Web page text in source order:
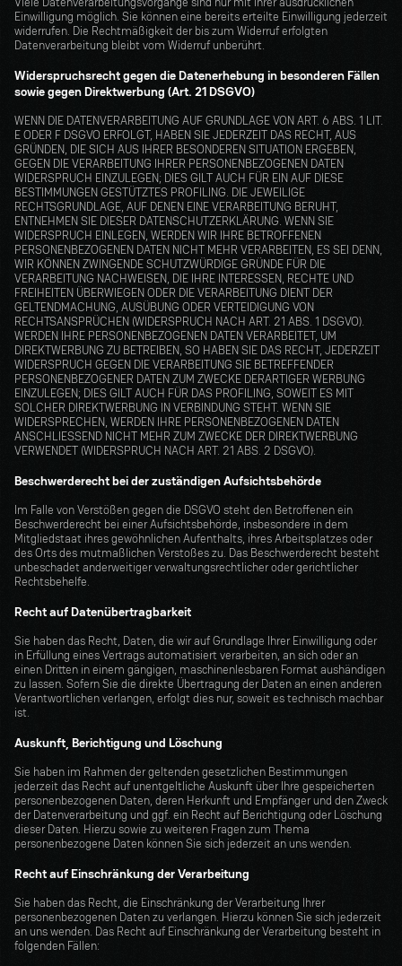
Einwilligung möglich. Sie können eine bereits erteilte Einwilligung jederzeit
widerrufen. Die Rechtmäßigkeit der bis zum Widerruf erfolgten
Datenverarbeitung bleibt vom Widerruf unberührt.
Widerspruchsrecht gegen die Datenerhebung in besonderen Fällen
sowie gegen Direktwerbung (Art. 21 DSGVO)
WENN DIE DATENVERARBEITUNG AUF GRUNDLAGE VON ART. 6 ABS. 1 LIT.
E ODER F DSGVO ERFOLGT, HABEN SIE JEDERZEIT DAS RECHT, AUS
GRÜNDEN, DIE SICH AUS IHRER BESONDEREN SITUATION ERGEBEN,
GEGEN DIE VERARBEITUNG IHRER PERSONENBEZOGENEN DATEN
WIDERSPRUCH EINZULEGEN; DIES GILT AUCH FÜR EIN AUF DIESE
BESTIMMUNGEN GESTÜTZTES PROFILING. DIE JEWEILIGE
RECHTSGRUNDLAGE, AUF DENEN EINE VERARBEITUNG BERUHT,
ENTNEHMEN SIE DIESER DATENSCHUTZERKLÄRUNG. WENN SIE
WIDERSPRUCH EINLEGEN, WERDEN WIR IHRE BETROFFENEN
PERSONENBEZOGENEN DATEN NICHT MEHR VERARBEITEN, ES SEI DENN,
WIR KÖNNEN ZWINGENDE SCHUTZWÜRDIGE GRÜNDE FÜR DIE
VERARBEITUNG NACHWEISEN, DIE IHRE INTERESSEN, RECHTE UND
FREIHEITEN ÜBERWIEGEN ODER DIE VERARBEITUNG DIENT DER
GELTENDMACHUNG, AUSÜBUNG ODER VERTEIDIGUNG VON
RECHTSANSPRÜCHEN (WIDERSPRUCH NACH ART. 21 ABS. 1 DSGVO).
WERDEN IHRE PERSONENBEZOGENEN DATEN VERARBEITET, UM
DIREKTWERBUNG ZU BETREIBEN, SO HABEN SIE DAS RECHT, JEDERZEIT
WIDERSPRUCH GEGEN DIE VERARBEITUNG SIE BETREFFENDER
PERSONENBEZOGENER DATEN ZUM ZWECKE DERARTIGER WERBUNG
EINZULEGEN; DIES GILT AUCH FÜR DAS PROFILING, SOWEIT ES MIT
SOLCHER DIREKTWERBUNG IN VERBINDUNG STEHT. WENN SIE
WIDERSPRECHEN, WERDEN IHRE PERSONENBEZOGENEN DATEN
ANSCHLIESSEND NICHT MEHR ZUM ZWECKE DER DIREKTWERBUNG
VERWENDET (WIDERSPRUCH NACH ART. 21 ABS. 2 DSGVO).
Beschwerderecht bei der zuständigen Aufsichtsbehörde
Im Falle von Verstößen gegen die DSGVO steht den Betroffenen ein
Beschwerderecht bei einer Aufsichtsbehörde, insbesondere in dem
Mitgliedstaat ihres gewöhnlichen Aufenthalts, ihres Arbeitsplatzes oder
des Orts des mutmaßlichen Verstoßes zu. Das Beschwerderecht besteht
unbeschadet anderweitiger verwaltungsrechtlicher oder gerichtlicher
Rechtsbehelfe.
Recht auf Datenübertragbarkeit
Sie haben das Recht, Daten, die wir auf Grundlage Ihrer Einwilligung oder
in Erfüllung eines Vertrags automatisiert verarbeiten, an sich oder an
einen Dritten in einem gängigen, maschinenlesbaren Format aushändigen
zu lassen. Sofern Sie die direkte Übertragung der Daten an einen anderen
Verantwortlichen verlangen, erfolgt dies nur, soweit es technisch machbar
ist.
Auskunft, Berichtigung und Löschung
Sie haben im Rahmen der geltenden gesetzlichen Bestimmungen
jederzeit das Recht auf unentgeltliche Auskunft über Ihre gespeicherten
personenbezogenen Daten, deren Herkunft und Empfänger und den Zweck
der Datenverarbeitung und ggf. ein Recht auf Berichtigung oder Löschung
dieser Daten. Hierzu sowie zu weiteren Fragen zum Thema
personenbezogene Daten können Sie sich jederzeit an uns wenden.
Recht auf Einschränkung der Verarbeitung
Sie haben das Recht, die Einschränkung der Verarbeitung Ihrer
personenbezogenen Daten zu verlangen. Hierzu können Sie sich jederzeit
an uns wenden. Das Recht auf Einschränkung der Verarbeitung besteht in
folgenden Fällen: